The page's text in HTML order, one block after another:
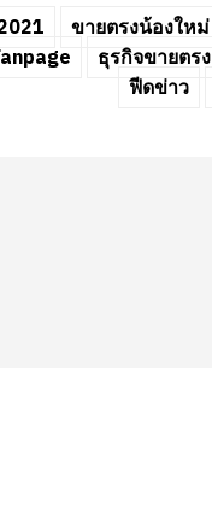
ขายตรงน้องใหม่
ธุรกิจขายตรง
ฟีดข่าว